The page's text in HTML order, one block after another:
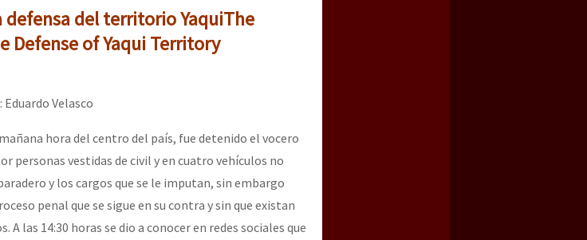
defensa del territorio YaquiThe
Defense of Yaqui Territory
hora del centro del país, fue detenido el vocero
personas vestidas de civil y en cuatro vehículos no
y los cargos que se le imputan, sin embargo
penal que se sigue en su contra y sin que existan
las 14:30 horas se dio a conocer en redes sociales que